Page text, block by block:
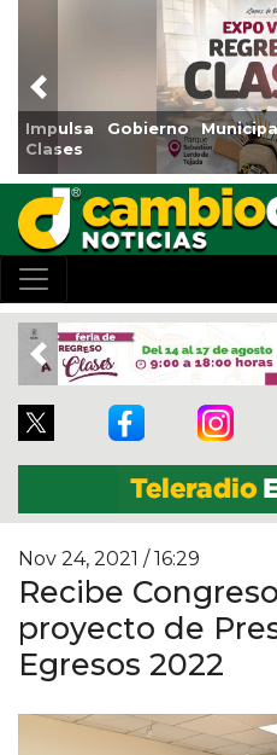
Expo Venta Regreso a
Previous
Previous
Nov 24, 2021 / 16:29
Recibe
proyecto de
Egresos 2022